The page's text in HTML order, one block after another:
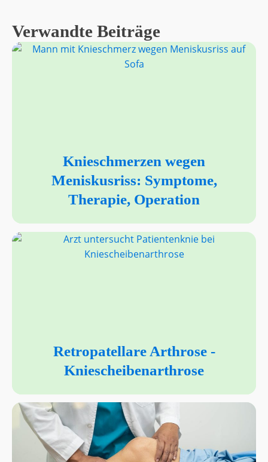
Verwandte Beiträge
Knieschmerzen wegen
Meniskusriss: Symptome,
Therapie, Operation
Retropatellare Arthrose -
Kniescheibenarthrose